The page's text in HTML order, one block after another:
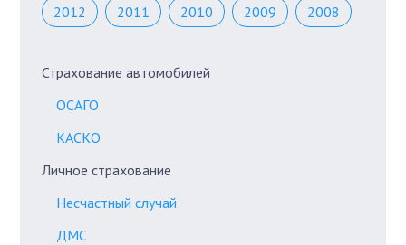
2012 2011 2010 2009 2008
Страхование автомобилей
ОСАГО
КАСКО
Личное страхование
Несчастный случай
ДМС